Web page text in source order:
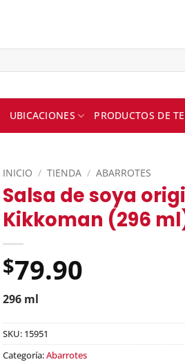
UBICACIONES PRODUCTOS DE
INICIO / TIENDA / ABARROTES
Salsa de soya
Kikkoman (296
$79.90
296 ml
SKU: 15951
Categoría:Abarrotes